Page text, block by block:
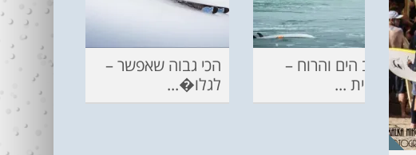
מצב הים והרוח –
תחזית ...
הכי גבוה שאפשר –
לגלו�...